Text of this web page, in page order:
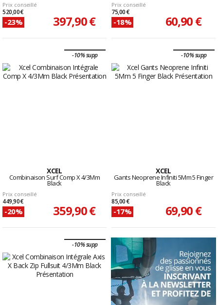
Prix conseillé
520,00 €
-23% 397,90 €
Prix conseillé
75,00 €
-18% 60,90 €
-10% supp
XCEL
Combinaison Surf Comp X 4/3Mm
Black
Prix conseillé
449,90 €
-20% 359,90 €
-10% supp
XCEL
Gants Neoprene Infiniti 5Mm 5 Finger
Black
Prix conseillé
85,00 €
-17% 69,90 €
-10% supp